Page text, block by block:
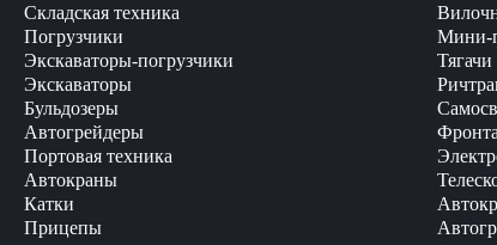
Складская техника
Погрузчики
Экскаваторы-погрузчики
Экскаваторы
Бульдозеры
Автогрейдеры
Портовая техника
Автокраны
Катки
Прицепы
Мини-
Тягачи